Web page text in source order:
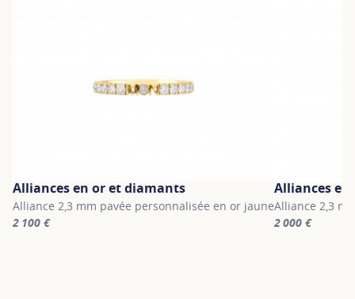
Alliances en or et diamants
Alliance 2,3 mm pavée personnalisée en or jaune
2 100 €
Alliances
Alliance 2,3
2 000 €